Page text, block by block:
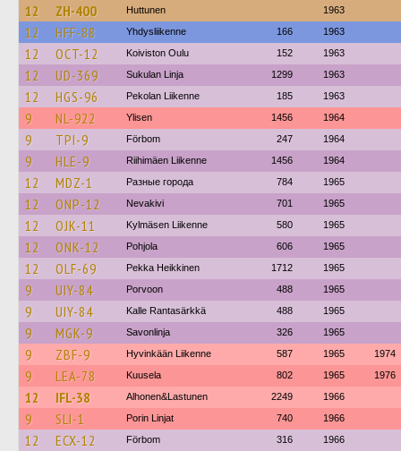
12 ZH-400 Huttunen 1963
12 HFF-88 Yhdysliikenne 166 1963
12 OCT-12 Koiviston Oulu 152 1963
12 UD-369 Sukulan Linja 1299 1963
12 HGS-96 Pekolan Liikenne 185 1963
9 NL-922 Ylisen 1456 1964
9 TPI-9 Förbom 247 1964
9 HLE-9 Riihimäen Liikenne 1456 1964
12 MDZ-1 Разные города 784 1965
12 ONP-12 Nevakivi 701 1965
12 OJK-11 Kylmäsen Liikenne 580 1965
12 ONK-12 Pohjola 606 1965
12 OLF-69 Pekka Heikkinen 1712 1965
9 UIY-84 Porvoon 488 1965
9 UIY-84 Kalle Rantasärkkä 488 1965
9 MGK-9 Savonlinja 326 1965
9 ZBF-9 Hyvinkään Liikenne 587 1965 1974
9 LEA-78 Kuusela 802 1965 1976
12 IFL-38 Alhonen&Lastunen 2249 1966
9 SLI-1 Porin Linjat 740 1966
12 ECX-12 Förbom 316 1966